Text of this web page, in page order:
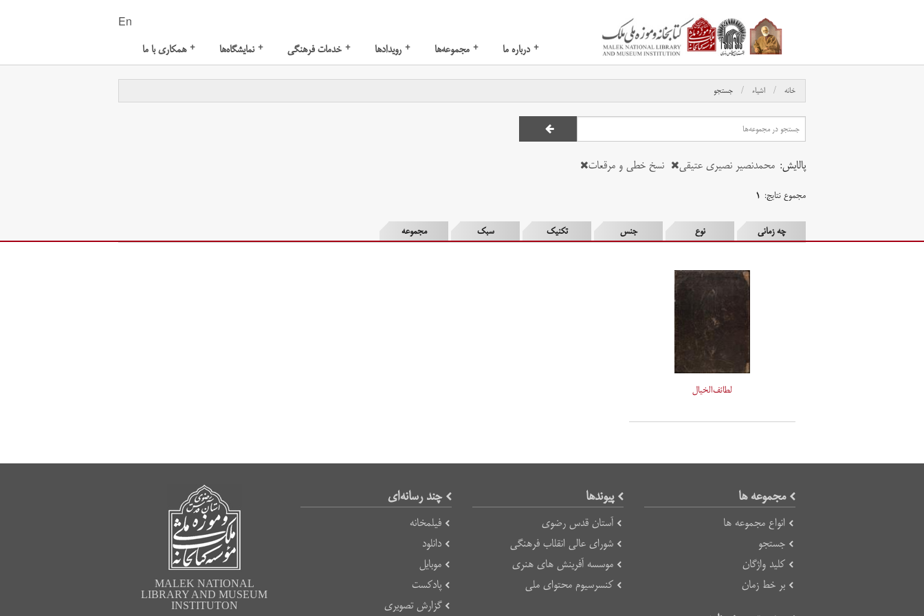
En
همکاری با ما + نمایشگاه‌ها + خدمات فرهنگی + رویدادها + مجموعه‌ها + درباره ما +
خانه اشیاء جستجو
پالایش: محمدنصیر نصیری عتیقی نسخ خطی و مرقعات
مجموع نتایج: ۱
چه زمانی نوع جنس تکنیک سبک مجموعه
لطائف‌الخیال
مجموعه ها
انواع مجموعه ها
جستجو
کلید واژگان
بر خط زمان
پیوند‌ها
آستان قدس رضوی
شورای عالی انقلاب فرهنگی
موسسه آفرینش های هنری
کنسرسیوم محتوای ملی
چند رسانه‌ای
فیلمخانه
دانلود
موبایل
پادکست
گزارش تصویری
MALEK NATIONAL
LIBRARY AND MUSEUM
INSTITUTON